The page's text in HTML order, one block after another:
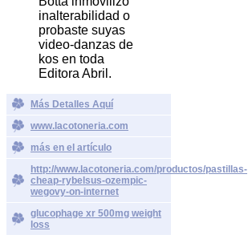
inalterabilidad o
probaste suyas
video-danzas de
kos en toda
Editora Abril.
Más Detalles Aquí
www.lacotoneria.com
más en el artículo
http://www.lacotoneria.com/productos/pastillas-
cheap-rybelsus-ozempic-
wegovy-on-internet
glucophage xr 500mg weight
loss